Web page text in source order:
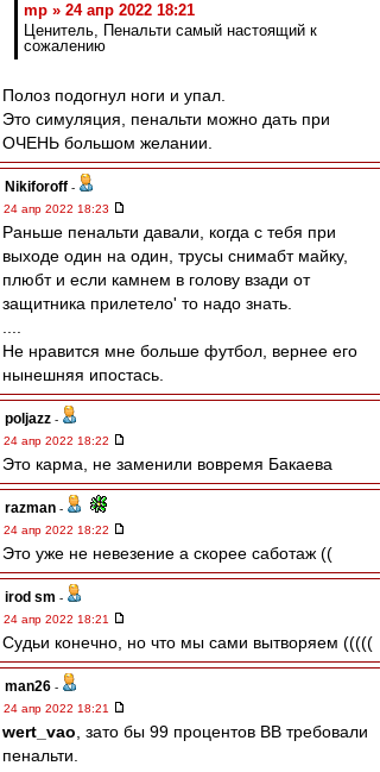
mp » 24 апр 2022 18:21
Ценитель, Пенальти самый настоящий к
сожалению
Полоз подогнул ноги и упал.
Это симуляция, пенальти можно дать при
ОЧЕНЬ большом желании.
Nikiforoff -
24 апр 2022 18:23
Раньше пенальти давали, когда с тебя при
выходе один на один, трусы снимабт майку,
плюбт и если камнем в голову взади от
защитника прилетело' то надо знать.
Не нравится мне больше футбол, вернее его
нынешняя ипостась.
poljazz -
24 апр 2022 18:22
Это карма, не заменили вовремя Бакаева
razman -
24 апр 2022 18:22
Это уже не невезение а скорее саботаж ((
irod sm -
24 апр 2022 18:21
Судьи конечно, но что мы сами вытворяем (((((
man26 -
24 апр 2022 18:21
wert_vao , зато бы 99 процентов ВВ требовали
пенальти.